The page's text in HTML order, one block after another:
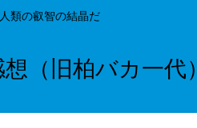
類の叡智の結晶だ
（旧柏バカ一代）